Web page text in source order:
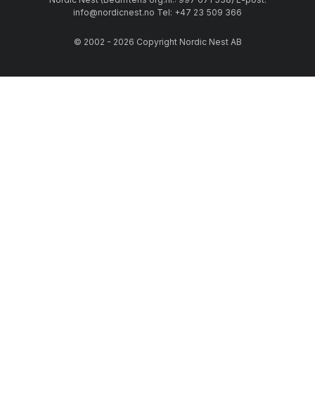
info@nordicnest.no Tel: +47 23 509 366
© 2002 - 2026 Copyright Nordic Nest AB